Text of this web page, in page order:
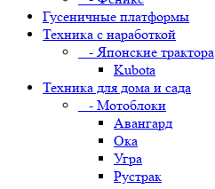
Гусеничные платформы
Техника с наработкой
- Японские трактора
Kubota
Техника для дома и сада
- Мотоблоки
Авангард
Ока
Угра
Рустрак